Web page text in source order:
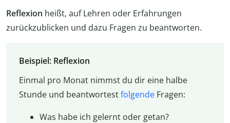
Reflexion heißt, auf Lehren oder Erfahrungen
zurückzublicken und dazu Fragen zu beantworten.
Beispiel: Reflexion
Einmal pro Monat nimmst du dir eine halbe
Stunde und beantwortestfolgendeFragen:
Was habe ich gelernt oder getan?